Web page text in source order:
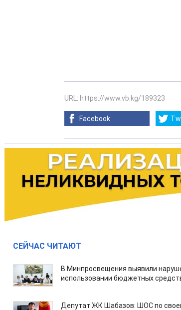
URL: https://www.vb.kg/189323
Facebook
СЕЙЧАС ЧИТАЮТ
В Минпросвещения выявили
использовании бюджетных
Депутат ЖК Шабазов: ШОС по